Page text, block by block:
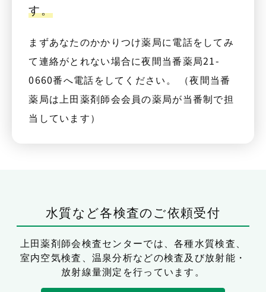
す。
まずあなたのかかりつけ薬局に電話をしてみ
て連絡がとれない場合に夜間当番薬局21-
0660番へ電話をしてください。 （夜間当番
薬局は上田薬剤師会会員の薬局が当番制で担
当しています）
水質など各検査のご依頼受付
上田薬剤師会検査センターでは、各種水質検査、
室内空気検査、温泉分析などの検査及び放射能・
放射線量測定を行っています。